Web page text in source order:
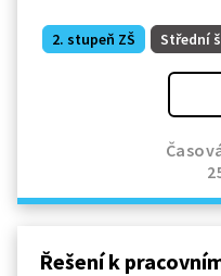
2. stupeň ZŠ Střední
Řešení k